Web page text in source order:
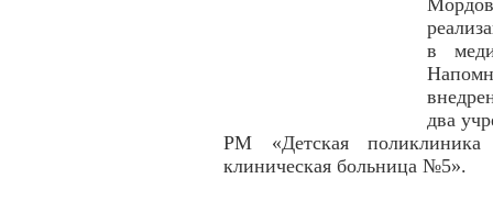
в
два
РМ «Детская
клиническая больница №5».